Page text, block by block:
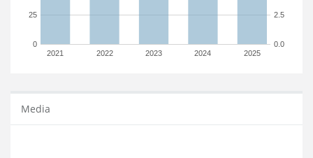
2021 2022 2023 2024 2025
0
25
0.0
2.5
Media